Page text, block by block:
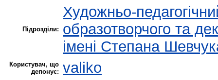
Підрозділи:
Художньо-
образотворчого та
імені Степана
Користувач, що
депонує: valiko